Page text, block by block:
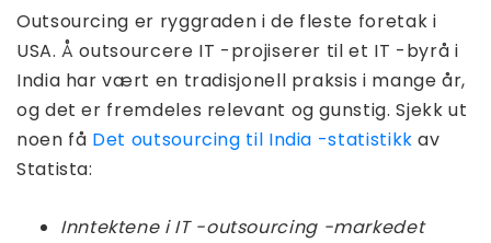
Outsourcing er ryggraden i de fleste foretak i
USA. Å outsourcere IT -projiserer til et IT -byrå i
India har vært en tradisjonell praksis i mange år,
og det er fremdeles relevant og gunstig. Sjekk ut
noen få Det outsourcing til India -statistikkav
Statista:
Inntektene i IT -outsourcing -markedet